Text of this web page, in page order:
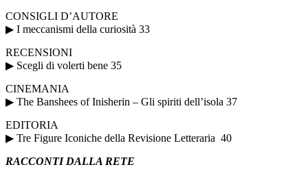
CONSIGLI D’AUTORE
▶ I meccanismi della curiosità 33
RECENSIONI
▶ Scegli di volerti bene 35
CINEMANIA
▶ The Banshees of Inisherin – Gli spiriti dell’isola 37
EDITORIA
▶ Tre Figure Iconiche della Revisione Letteraria 40
RACCONTI DALLA RETE